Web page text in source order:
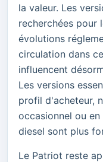
la valeur. Les
recherchées pour
évolutions
circulation dans
influencent
Les versions
profil d'acheteur,
occasionnel ou
diesel sont plus
Le Patriot reste